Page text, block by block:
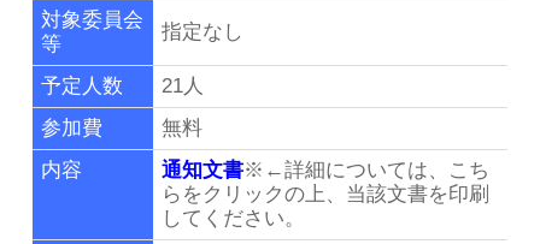
対象委員会
等
指定なし
予定人数
21人
参加費
無料
内容
通知文書※←詳細については、こち
らをクリックの上、当該文書を印刷
してください。
施設のご利用案内
事務局連絡先・所在地
お問い合わせ
会員専用ページ